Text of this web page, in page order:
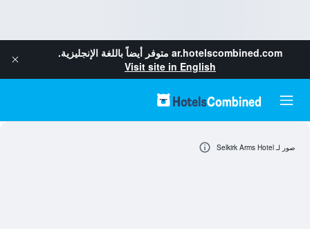
ar.hotelscombined.com متوفر أيضاً باللغة الإنجليزية.
Visit site in English
صور لـ Selkirk Arms Hotel